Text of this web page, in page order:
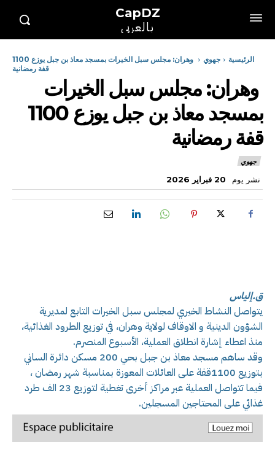
CapDZ
بالعربي
الرئيسية جهوي
وهران: مجلس سبل الخيرات بمسجد معاذ بن جبل يوزع 1100
قفة رمضانية
وهران: مجلس سبل الخيرات
بمسجد معاذ بن جبل يوزع 1100
قفة رمضانية
جهوي
نشر يوم 20 فبراير 2026
ق.إلياس
يتواصل النشاط الخيري لمجلس سبل الخيرات التابع لمديرية
الشؤون الدينية و الاوقاف لولاية وهران، في توزيع الطرود الغذائية،
منذ اعطاء إشارة انطلاق العملية، الأسبوع المنصرم.
وقد ساهم مسجد معاذ بن جبل بحي 200 مسكن دائرة الساني
بتوزيع 1100قفة على العائلات المعوزة بمناسبة شهر رمضان ،
فيما تتواصل العملية عبر مراكز أخرى تغطية لتوزيع 23 الف طرد
غذائي على المحتاجين المسجلين.